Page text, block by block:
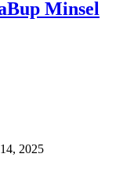
Minsel
2025